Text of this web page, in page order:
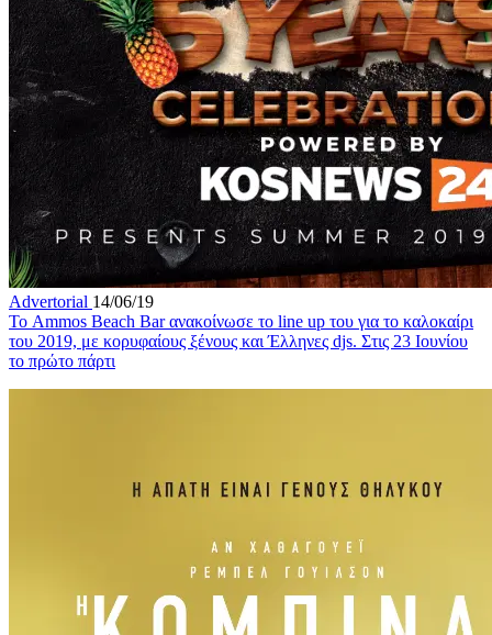
Advertorial 14/06/19
Το Ammos Beach Bar ανακοίνωσε το line up του για το καλοκαίρι
του 2019, με κορυφαίους ξένους και Έλληνες djs. Στις 23 Ιουνίου
το πρώτο πάρτι